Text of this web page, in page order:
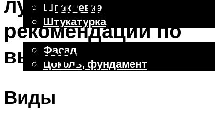
Шпаклевка
Штукатурка
Внешняя отделка
Фасад
Цоколь, фундамент
Меню
рекомендации по
выбору
Виды